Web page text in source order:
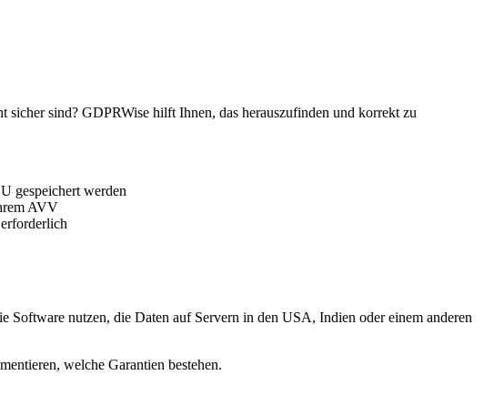
sind? GDPRWise hilft Ihnen, das herauszufinden und korrekt zu
gespeichert werden
AVV
nutzen, die Daten auf Servern in den USA, Indien oder einem anderen
welche Garantien bestehen.